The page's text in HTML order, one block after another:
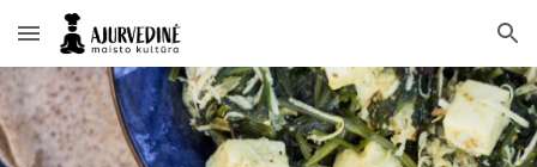
Skip to main content Skip to navigation